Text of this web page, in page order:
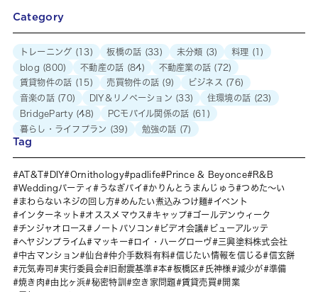
Category
トレーニング (13) 板橋の話 (33) 未分類 (3) 料理 (1)
blog (800) 不動産の話 (84) 不動産業の話 (72)
賃貸物件の話 (15) 売買物件の話 (9) ビジネス (76)
音楽の話(70) DIY＆リノベーション (33) 住環境の話 (23)
BridgeParty(48) PCモバイル関係の話 (61)
暮らし・ライフプラン (39) 勉強の話 (7)
Tag
AT&T DIY Ornithology padlife Prince & Beyonce
R&B
Weddingパーティ
うなぎパイ かりんとうまんじゅう
つめた～い
まわらないネジの回し方
めんたい煮込みつけ麺
イベント
インターネット
オススメマウス キャップ
ゴールデンウィーク
チンジャオロース
ノートパソコン ビデオ会議
ビューアルッテ
ヘヤジンプライム
マッキー ロイ・ハーグローヴ
三興塗料株式会社
中古マンション
仙台 仲介手数料有料 信じたい情報を信じる
信玄餅
元気寿司
実行委員会 旧耐震基準 本 板橋区 氏神様 減少が
準備
焼き肉
由比ヶ浜 秘密特訓 空き家問題 賃貸売買
開業